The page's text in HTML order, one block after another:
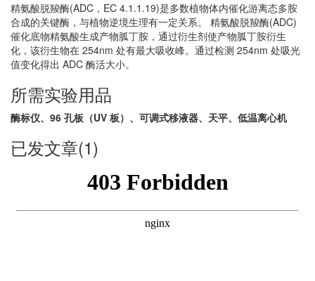
精氨酸脱羧酶(ADC，EC 4.1.1.19)是多数植物体内催化游离态多胺
合成的关键酶，与植物逆境生理有一定关系。 精氨酸脱羧酶(ADC)
催化底物精氨酸生成产物胍丁胺，通过衍生剂使产物胍丁胺衍生
化，该衍生物在 254nm 处有最大吸收峰。通过检测 254nm 处吸光
值变化得出 ADC 酶活大小。
所需实验用品
酶标仪、96 孔板（UV 板）、可调式移液器、天平、低温离心机
已发文章(1)